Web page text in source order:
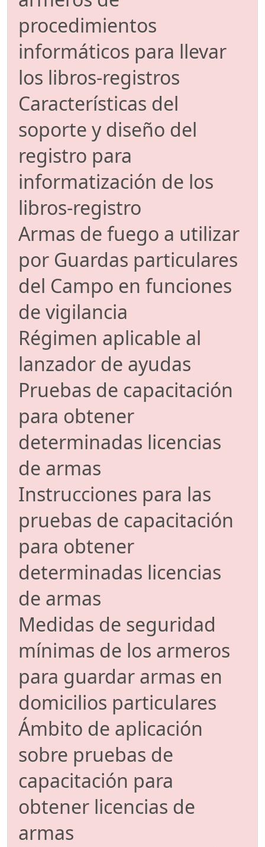
procedimientos
informáticos para llevar
los libros-registros
Características del
soporte y diseño del
registro para
informatización de los
libros-registro
Armas de fuego a utilizar
por Guardas particulares
del Campo en funciones
de vigilancia
Régimen aplicable al
lanzador de ayudas
Pruebas de capacitación
para obtener
determinadas licencias
de armas
Instrucciones para las
pruebas de capacitación
para obtener
determinadas licencias
de armas
Medidas de seguridad
mínimas de los armeros
para guardar armas en
domicilios particulares
Ámbito de aplicación
sobre pruebas de
capacitación para
obtener licencias de
armas